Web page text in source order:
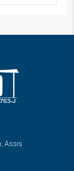
Assis